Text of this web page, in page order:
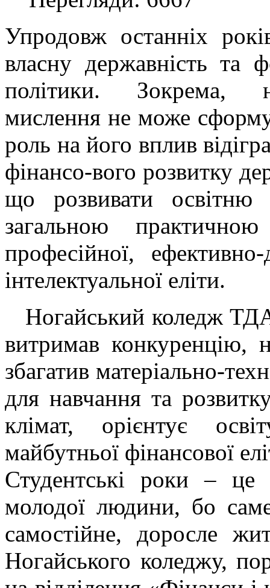
Упродовж останніх
власну державність та
політики. Зокрема,
мислення не може
роль на його вплив
фінансо-вого розвитку
що розвивати
загальною
професійної,
інтелектуальної еліти.
Ногайський коледж
витримав конкуренцію,
збагатив матеріально-
для навчання та
клімат, орієнтує
майбутньої фінансової
Студентські роки –
молодої людини, бо
самостійне, доросле
Ногайського коледжу,